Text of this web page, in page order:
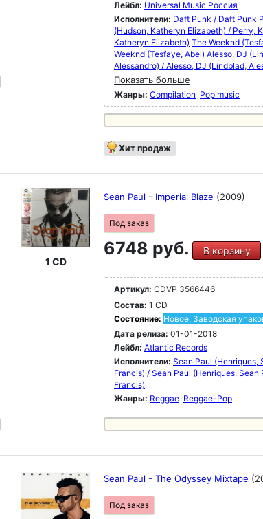
Лейбл: Universal Music Россия
Исполнители: Daft Punk / Daft Punk
(Hudson, Katheryn Elizabeth) / Perry,
Katheryn Elizabeth) The Weeknd
Weeknd (Tesfaye, Abel) Alesso, DJ
Alessandro) / Alesso, DJ (Lindblad,
Показать больше
Жанры: Compilation Pop music
Хит продаж
1 CD
Sean Paul - Imperial Blaze (2009)
Под заказ
6748 руб. В корзину
Артикул: CDVP 3566446
Состав: 1 CD
Состояние: Новое. Заводская
Дата релиза: 01-01-2018
Лейбл: Atlantic Records
Исполнители: Sean Paul (Henriques,
Francis) / Sean Paul (Henriques, Sean
Francis)
Жанры: Reggae Reggae-Pop
Sean Paul - The Odyssey Mixtape
Под заказ